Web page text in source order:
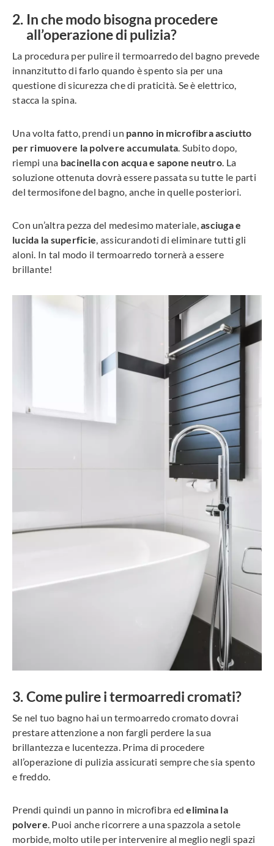
In che modo bisogna procedere
all’operazione di pulizia?
La procedura per pulire il termoarredo del bagno prevede
innanzitutto di farlo quando è spento sia per una
questione di sicurezza che di praticità. Se è elettrico,
stacca la spina.
Una volta fatto, prendi un panno in microfibra asciutto
per rimuovere la polvere accumulata. Subito dopo,
riempi una bacinella con acqua e sapone neutro. La
soluzione ottenuta dovrà essere passata su tutte le parti
del termosifone del bagno, anche in quelle posteriori.
Con un’altra pezza del medesimo materiale,asciuga e
lucida la superficie, assicurandoti di eliminare tutti gli
aloni. In tal modo il termoarredo tornerà a essere
brillante!
Come pulire i termoarredi cromati?
Se nel tuo bagno hai un termoarredo cromato dovrai
prestare attenzione a non fargli perdere la sua
brillantezza e lucentezza. Prima di procedere
all’operazione di pulizia assicurati sempre che sia spento
e freddo.
Prendi quindi un panno in microfibra edelimina la
polvere. Puoi anche ricorrere a una spazzola a setole
morbide, molto utile per intervenire al meglio negli spazi